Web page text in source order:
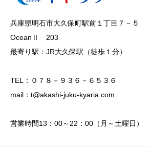
兵庫県明石市大久保町駅前１丁目７－５
OceanⅡ 203
最寄り駅：JR大久保駅（徒歩１分）
TEL：０７８－９３６－６５３６
mail：t@akashi-juku-kyaria.com
営業時間13：00～22：00（月～土曜日）